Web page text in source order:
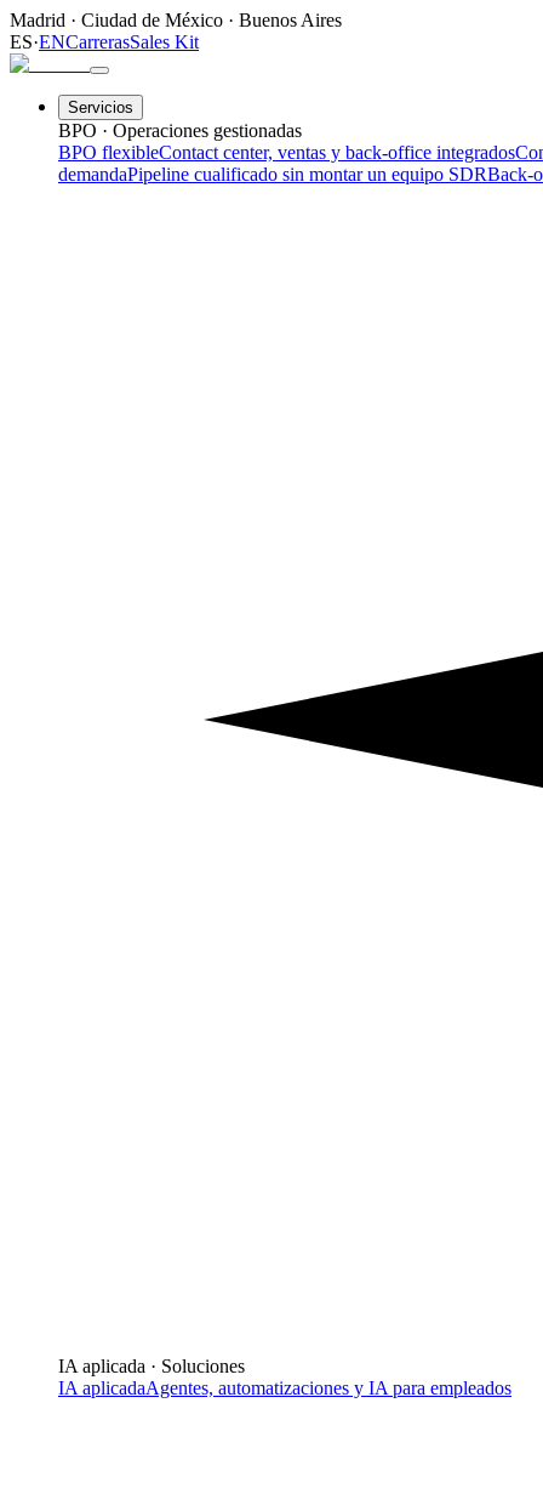
Madrid · Ciudad de México · Buenos Aires
ES·ENCarrerasSales Kit
Servicios
BPO · Operaciones gestionadas
BPO flexibleContact center, ventas y back-office integrados
demandaPipeline cualificado sin montar un equipo SDRBack-
IA aplicada · Soluciones
IA aplicadaAgentes, automatizaciones y IA para empleados